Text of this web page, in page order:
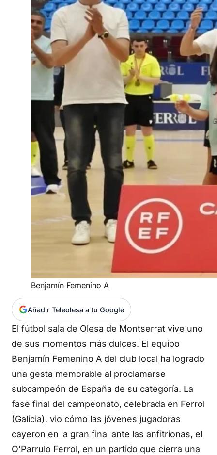
Benjamín Femenino A
Añadir Teleolesa a tu Google
El fútbol sala de Olesa de Montserrat vive uno
de sus momentos más dulces. El equipo
Benjamín Femenino A del club local ha logrado
una gesta memorable al proclamarse
subcampeón de España de su categoría. La
fase final del campeonato, celebrada en Ferrol
(Galicia), vio cómo las jóvenes jugadoras
cayeron en la gran final ante las anfitrionas, el
O'Parrulo Ferrol, en un partido que cierra una